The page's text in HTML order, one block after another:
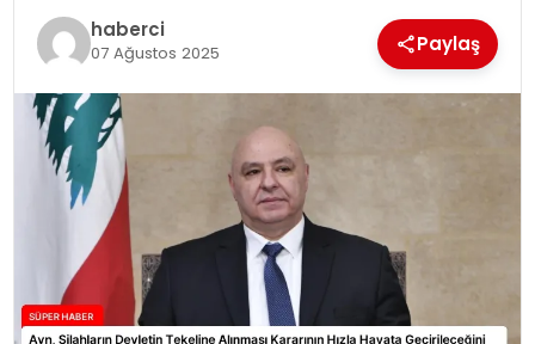
haberci
07 Ağustos 2025 Paylaş